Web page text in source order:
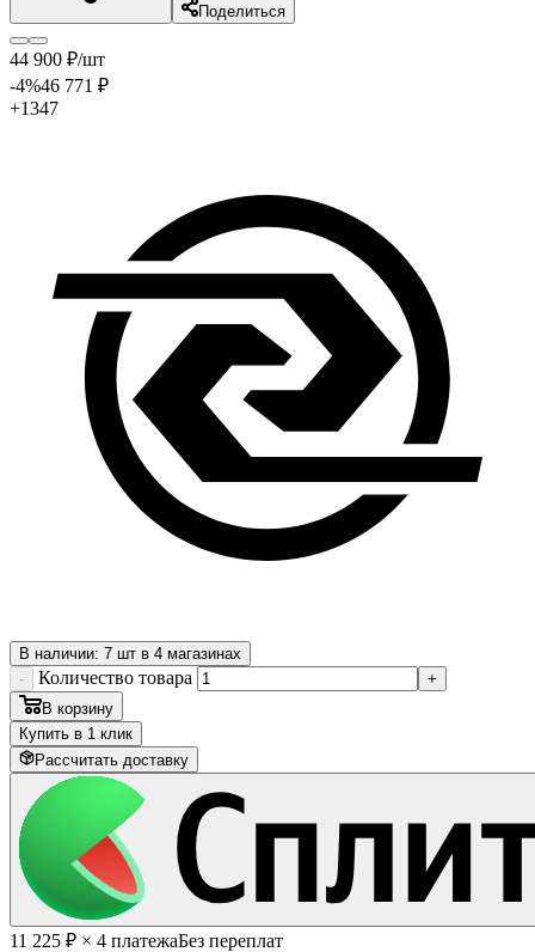
Поделиться
44 900 ₽/шт
-4%46 771 ₽
+1347
В наличии: 7 шт в 4 магазинах
-
Количество товара
+
В корзину
Купить в 1 клик
Рассчитать доставку
11 225 ₽ × 4 платежаБез переплат